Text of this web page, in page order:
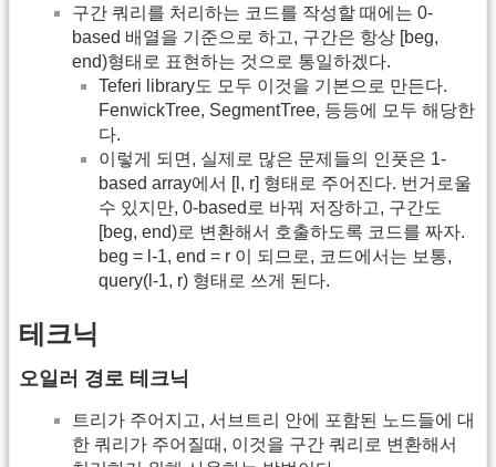
구간 쿼리를 처리하는 코드를 작성할 때에는 0-
based 배열을 기준으로 하고, 구간은 항상 [beg,
end)형태로 표현하는 것으로 통일하겠다.
Teferi library도 모두 이것을 기본으로 만든다.
FenwickTree, SegmentTree, 등등에 모두 해당한
다.
이렇게 되면, 실제로 많은 문제들의 인풋은 1-
based array에서 [l, r] 형태로 주어진다. 번거로울
수 있지만, 0-based로 바꿔 저장하고, 구간도
[beg, end)로 변환해서 호출하도록 코드를 짜자.
beg = l-1, end = r 이 되므로, 코드에서는 보통,
query(l-1, r) 형태로 쓰게 된다.
테크닉
오일러 경로 테크닉
트리가 주어지고, 서브트리 안에 포함된 노드들에 대
한 쿼리가 주어질때, 이것을 구간 쿼리로 변환해서